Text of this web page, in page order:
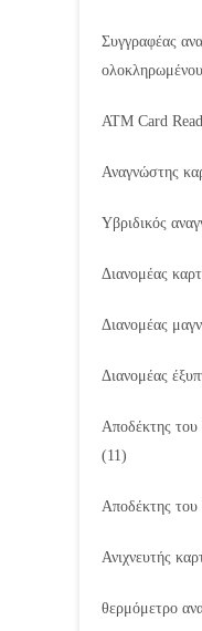
Συγγραφέας
ATM Card
Αναγνώστης
Υβριδικός
Διανομέας
Διανομέας
Διανομέας
Αποδέκτης
(11)
Αποδέκτης του
Ανιχνευτής
θερμόμετρο